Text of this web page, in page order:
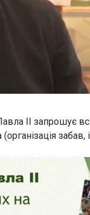
II запрошує
забав,